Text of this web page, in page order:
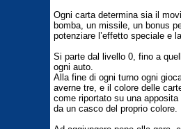
Ogni carta determina sia il
bomba, un missile, un bonus
potenziare l’effetto speciale e
Si parte dal livello 0, fino a
ogni auto.
Alla fine di ogni turno ogni
averne tre, e il colore delle
come riportato su una
da un casco del proprio colore.